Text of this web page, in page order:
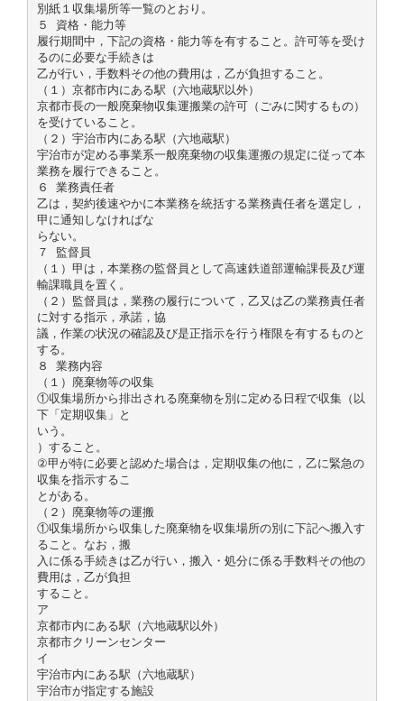
別紙１収集場所等一覧のとおり。
５ 資格・能力等
履行期間中，下記の資格・能力等を有すること。許可等を受け
るのに必要な手続きは
乙が行い，手数料その他の費用は，乙が負担すること。
（１）京都市内にある駅（六地蔵駅以外）
京都市長の一般廃棄物収集運搬業の許可（ごみに関するもの）
を受けていること。
（２）宇治市内にある駅（六地蔵駅）
宇治市が定める事業系一般廃棄物の収集運搬の規定に従って本
業務を履行できること。
６ 業務責任者
乙は，契約後速やかに本業務を統括する業務責任者を選定し，
甲に通知しなければな
らない。
７ 監督員
（１）甲は，本業務の監督員として高速鉄道部運輸課長及び運
輸課職員を置く。
（２）監督員は，業務の履行について，乙又は乙の業務責任者
に対する指示，承諾，協
議，作業の状況の確認及び是正指示を行う権限を有するものと
する。
８ 業務内容
（１）廃棄物等の収集
①収集場所から排出される廃棄物を別に定める日程で収集（以
下「定期収集」と
いう。
）すること。
②甲が特に必要と認めた場合は，定期収集の他に，乙に緊急の
収集を指示するこ
とがある。
（２）廃棄物等の運搬
①収集場所から収集した廃棄物を収集場所の別に下記へ搬入す
ること。なお，搬
入に係る手続きは乙が行い，搬入・処分に係る手数料その他の
費用は，乙が負担
すること。
ア
京都市内にある駅（六地蔵駅以外）
京都市クリーンセンター
イ
宇治市内にある駅（六地蔵駅）
宇治市が指定する施設